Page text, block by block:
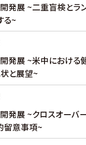
発展 ~二重盲検とラ
る~
発展 ~米中における
と展望~
発展 ~クロスオーバ
留意事項~